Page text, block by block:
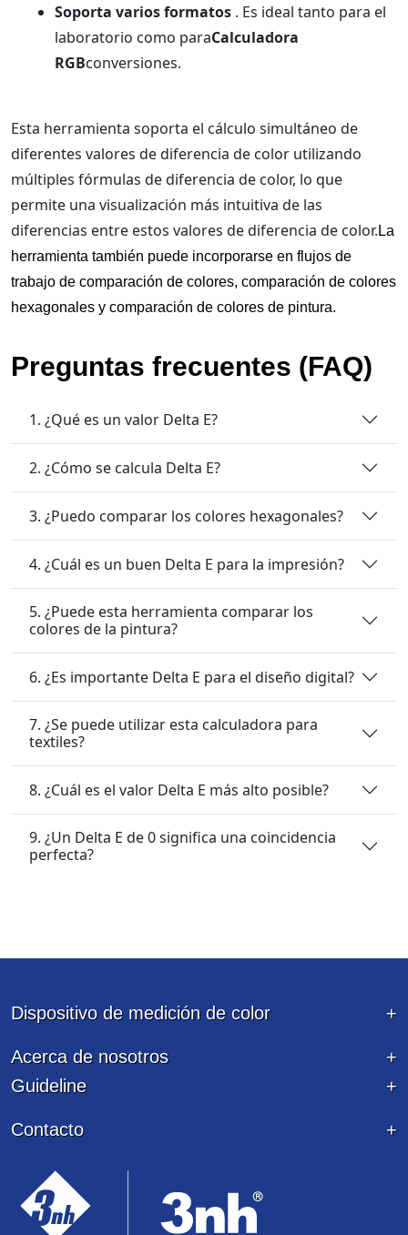
Soporta varios formatos . Es ideal tanto para el
laboratorio como paraCalculadora
RGBconversiones.
Esta herramienta soporta el cálculo simultáneo de
diferentes valores de diferencia de color utilizando
múltiples fórmulas de diferencia de color, lo que
permite una visualización más intuitiva de las
diferencias entre estos valores de diferencia de color. La
herramienta también puede incorporarse en flujos de
trabajo de comparación de colores, comparación de colores
hexagonales y comparación de colores de pintura.
Preguntas frecuentes (FAQ)
1. ¿Qué es un valor Delta E?
2. ¿Cómo se calcula Delta E?
3. ¿Puedo comparar los colores hexagonales?
4. ¿Cuál es un buen Delta E para la impresión?
5. ¿Puede esta herramienta comparar los
colores de la pintura?
6. ¿Es importante Delta E para el diseño digital?
7. ¿Se puede utilizar esta calculadora para
textiles?
8. ¿Cuál es el valor Delta E más alto posible?
9. ¿Un Delta E de 0 significa una coincidencia
perfecta?
Dispositivo de medición de color
Acerca de nosotros
Guideline
Contacto